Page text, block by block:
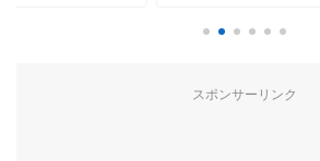
スポンサーリンク